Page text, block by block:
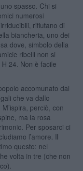
spasso. Chi si
numerosi
rifiutano di
biancheria, uno dei
dove, simbolo della
ribelli non si
24. Non è facile
accomunato dal
che va dallo
perciò, con
ma la rosa
Per sposarci ci
l’amore. Il
questo: nel
volta in tre (che non